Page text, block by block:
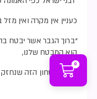
כעניין אין מקרה ואין
“ברוך הגבר אשר יבטח
הוא המבטח שלנו,
כפי הביטחון הזה
לנו
0